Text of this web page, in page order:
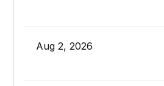
Aug 2, 2026